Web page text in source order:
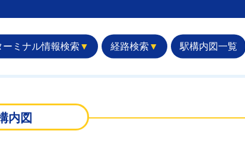
ーミナル情報検索 ▼ 経路検索 ▼ 駅構内図一覧
内図